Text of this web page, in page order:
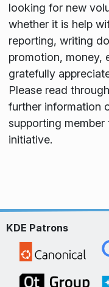
looking for new
whether it is help
reporting, writing
promotion, money,
gratefully
Please read
further information
supporting member
initiative.
KDE Patrons